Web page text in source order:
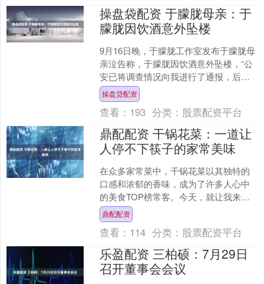
操盘袋配资 于朦胧母亲：于
朦胧因饮酒意外坠楼
9月16日晚，于朦胧工作室发布于朦胧母
亲泣告称，于朦胧因饮酒意外坠楼，“公
安已将调查情况向我进行了通报，后事
已处理完。希望大家理性看待这一意外
事件，不再进行猜测....
操盘贷配资
查看： 193 分类： 股票配资平台
鼎配配资 干锅花菜：一道让
人停不下筷子的家常美味
在众多家常菜中，干锅花菜以其独特的
口感和浓郁的香味，成为了许多人心中
的美食TOP榜常客。今天，就让我来分
享这道简单又美味的干锅花菜的制作方
法，带你一起领略这道美....
鼎配配资
查看： 114 分类： 股票配资平台
乐盈配资 三柏硕：7月29日
召开董事会会议